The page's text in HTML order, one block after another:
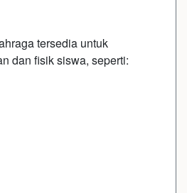
tersedia untuk
dan fisik siswa, seperti: